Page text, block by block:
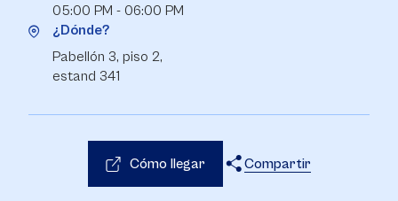
05:00 PM - 06:00 PM
¿Dónde?
Pabellón 3, piso 2,
estand 341
Cómo llegar
Compartir